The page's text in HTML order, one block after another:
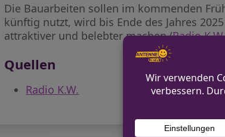
Die Bauarbeiten sollen im kommenden
künftig nutzt, wird bis Ende des Jahres
attraktiver und belebter machen (Radio
Quellen
Radio K.W.